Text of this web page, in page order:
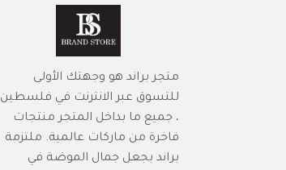
متجر براند هو وجهتك الأولى
للتسوق عبر الانترنت في فلسطين
، جميع ما بداخل المتجر منتجات
فاخرة من ماركات عالمية. ملتزمة
براند بجعل جمال الموضة في